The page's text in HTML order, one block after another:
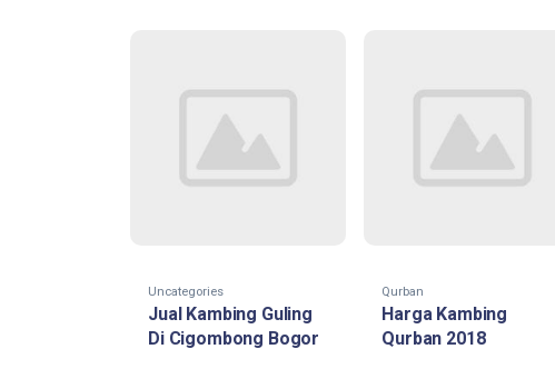
Uncategories
Jual Kambing Guling
Di Cigombong Bogor
Qurban
Harga Kambing
Qurban 2018